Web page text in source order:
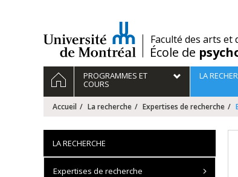
/Faculté des arts et
École de
Navigation
principale
ACCUEILPROGRAMMES ET
COURS
LA
Accueil La recherche Expertises de recherche
LA RECHERCHE
Expertises de recherche